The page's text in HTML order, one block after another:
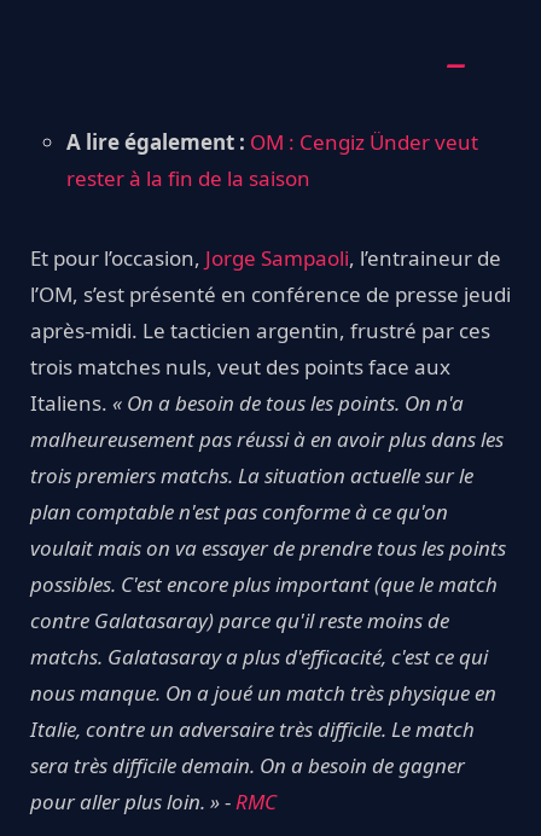
A lire également : OM : Cengiz Ünder veut
rester à la fin de la saison
Et pour l’occasion, Jorge Sampaoli, l’entraineur de
l’OM, s’est présenté en conférence de presse jeudi
après-midi. Le tacticien argentin, frustré par ces
trois matches nuls, veut des points face aux
Italiens. « On a besoin de tous les points. On n'a
malheureusement pas réussi à en avoir plus dans les
trois premiers matchs. La situation actuelle sur le
plan comptable n'est pas conforme à ce qu'on
voulait mais on va essayer de prendre tous les points
possibles. C'est encore plus important (que le match
contre Galatasaray) parce qu'il reste moins de
matchs. Galatasaray a plus d'efficacité, c'est ce qui
nous manque. On a joué un match très physique en
Italie, contre un adversaire très difficile. Le match
sera très difficile demain. On a besoin de gagner
pour aller plus loin. »-RMC